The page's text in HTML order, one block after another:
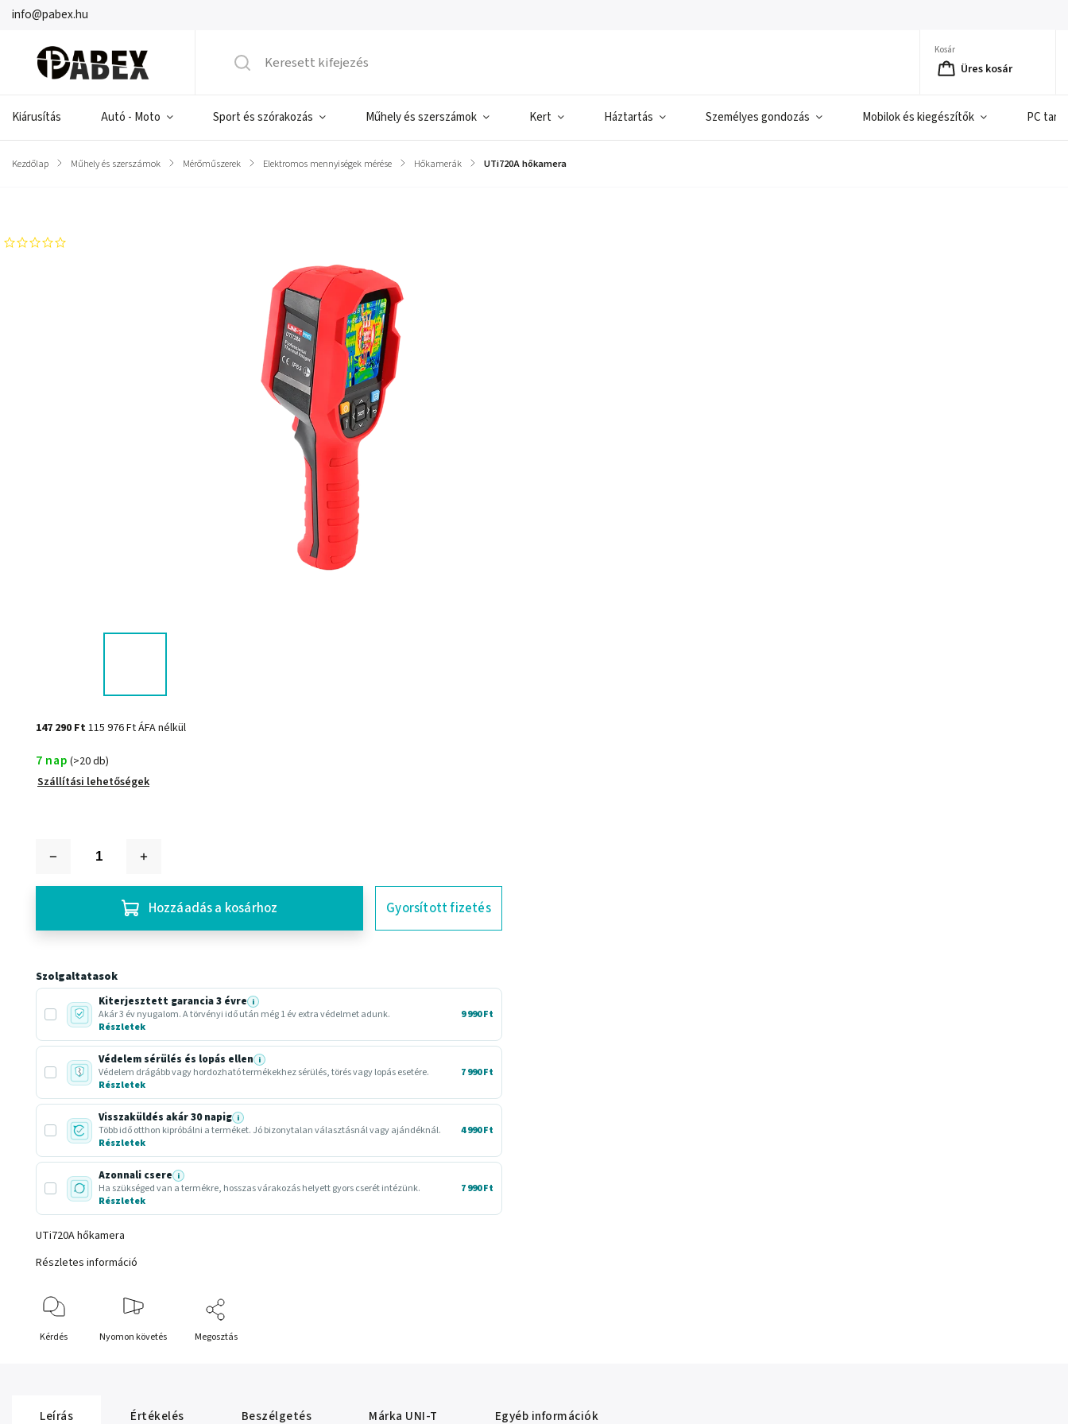
info@pabex.hu
Kosár
Üres kosár
Kiárusítás Autó - Moto Sport és szórakozás Műhely és szerszámok Kert Háztartás Személyes gondozás Mobilok és kiegészítők PC
Kezdőlap / Műhely és szerszámok / Mérőműszerek / Elektromos mennyiségek mérése / Hőkamerák / UTi720A hőkamera
147 290 Ft115 976 Ft ÁFA nélkül
7 nap (>20 db)
Szállítási lehetőségek
Hozzáadás a kosárhoz Gyorsított fizetés
Szolgaltatasok
Kiterjesztett garancia 3 évre i
Akár 3 év nyugalom. A törvényi idő után még 1 év extra védelmet adunk.
Részletek
9 990 Ft
Védelem sérülés és lopás ellen i
Védelem drágább vagy hordozható termékekhez sérülés, törés vagy lopás esetére.
Részletek
7 990 Ft
Visszaküldés akár 30 napig i
Több idő otthon kipróbálni a terméket. Jó bizonytalan választásnál vagy ajándéknál.
Részletek
4 990 Ft
Azonnali csere i
Ha szükséged van a termékre, hosszas várakozás helyett gyors cserét intézünk.
Részletek
7 990 Ft
UTi720A hőkamera
Részletes információ
Kérdés Nyomon követés Megosztás
Leírás Értékelés Beszélgetés Márka UNI-T Egyéb információk